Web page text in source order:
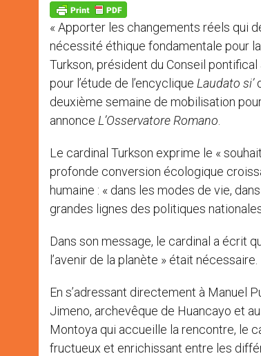
p
p
g
e
r
o
k
« Apporter les changements réels qui
nécessité éthique fondamentale pour
Turkson, président du Conseil
pour l’étude de l’encyclique Laudato si’
deuxième semaine de mobilisation
annonce L’Osservatore Romano
Le cardinal Turkson exprime le «
profonde conversion écologique
humaine : « dans les modes de vie,
grandes lignes des politiques
Dans son message, le cardinal a écrit
l’avenir de la planète » était nécessaire.
En s’adressant directement à Manuel
Jimeno, archevêque de Huancayo et
Montoya qui accueille la rencontre, le
fructueux et enrichissant entre les